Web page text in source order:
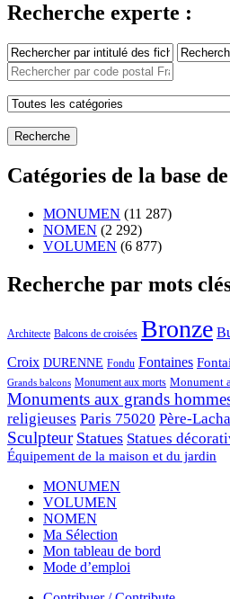
Recherche experte :
Catégories de la base
MONUMEN (11 287)
NOMEN (2 292)
VOLUMEN (6 877)
Recherche par mots
Architecte Balcons de croisées Bronze
Croix DURENNE Fondu Fontaines
Grands balcons Monument aux morts Monument
Monuments aux grands
religieuses Paris 75020 Père-
Sculpteur Statues Statues
Équipement de la maison et du jardin
MONUMEN
VOLUMEN
NOMEN
Ma Sélection
Mon tableau de bord
Mode d’emploi